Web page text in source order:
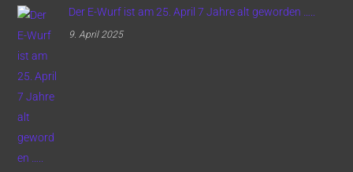
Der E-Wurf ist am 25. April 7 Jahre alt geworden …..
9. April 2025